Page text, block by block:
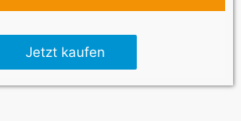
Jetzt kaufen